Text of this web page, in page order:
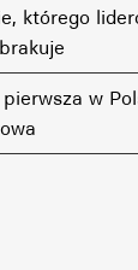
którego
w